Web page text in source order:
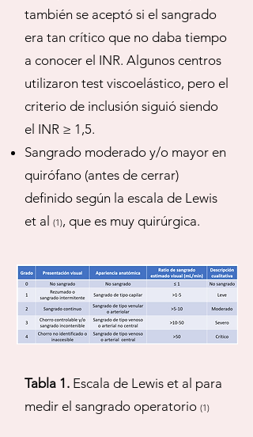
también se aceptó si el sangrado
era tan crítico que no daba tiempo
a conocer el INR. Algunos centros
utilizaron test viscoelástico, pero el
criterio de inclusión siguió siendo
el INR ≥ 1,5.
Sangrado moderado y/o mayor en
quirófano (antes de cerrar)
definido según la escala de Lewis
et al
(1), que es muy quirúrgica.
Tabla 1. Escala de Lewis et al para
medir el sangrado operatorio (1)